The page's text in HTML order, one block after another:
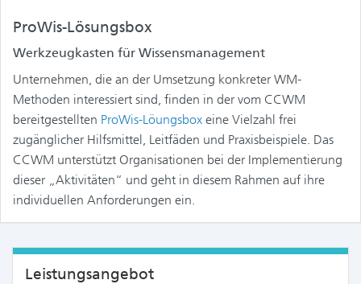
ProWis-Lösungsbox
Werkzeugkasten für Wissensmanagement
Unternehmen, die an der Umsetzung konkreter WM-
Methoden interessiert sind, finden in der vom CCWM
bereitgestellten ProWis-Löungsbox eine Vielzahl frei
zugänglicher Hilfsmittel, Leitfäden und Praxisbeispiele. Das
CCWM unterstützt Organisationen bei der Implementierung
dieser „Aktivitäten“ und geht in diesem Rahmen auf ihre
individuellen Anforderungen ein.
Leistungsangebot